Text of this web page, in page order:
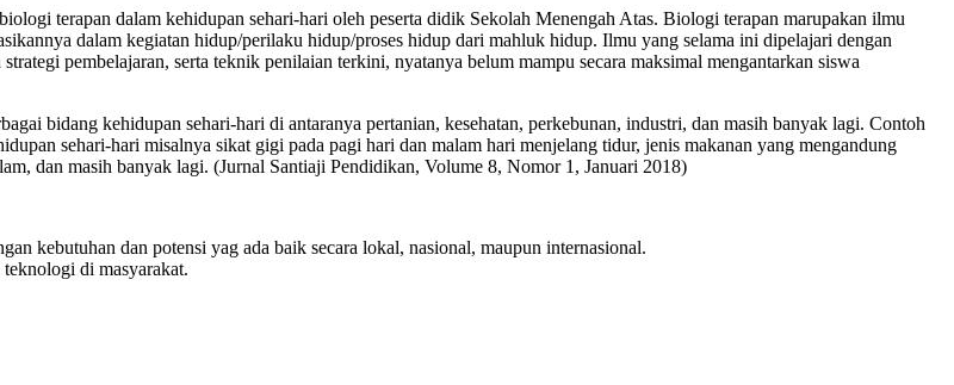
terapan dalam kehidupan sehari-hari oleh peserta didik Sekolah Menengah Atas. Biologi terapan marupakan ilmu
dalam kegiatan hidup/perilaku hidup/proses hidup dari mahluk hidup. Ilmu yang selama ini dipelajari dengan
pembelajaran, serta teknik penilaian terkini, nyatanya belum mampu secara maksimal mengantarkan siswa
bidang kehidupan sehari-hari di antaranya pertanian, kesehatan, perkebunan, industri, dan masih banyak lagi. Contoh
sehari-hari misalnya sikat gigi pada pagi hari dan malam hari menjelang tidur, jenis makanan yang mengandung
dan masih banyak lagi. (Jurnal Santiaji Pendidikan, Volume 8, Nomor 1, Januari 2018)
kebutuhan dan potensi yag ada baik secara lokal, nasional, maupun internasional.
di masyarakat.